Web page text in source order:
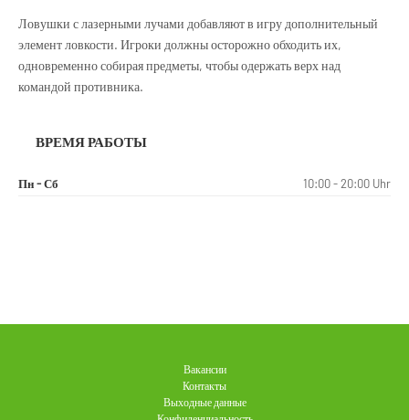
Ловушки с лазерными лучами добавляют в игру дополнительный
элемент ловкости. Игроки должны осторожно обходить их,
одновременно собирая предметы, чтобы одержать верх над
командой противника.
ВРЕМЯ РАБОТЫ
Пн - Сб 10:00 - 20:00 Uhr
Вакансии
Контакты
Выходные данные